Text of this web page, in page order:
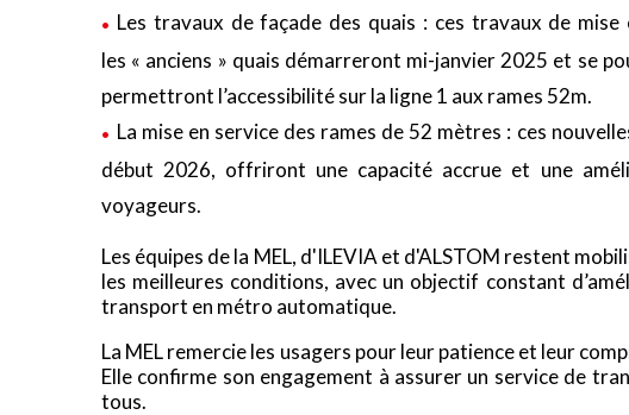
Les travaux de façade des quais : ces travaux de
les « anciens » quais démarreront mi-janvier 2025 et se
permettront l’accessibilité sur la ligne 1 aux rames 52m.
La mise en service des rames de 52 mètres : ces
début 2026, offriront une capacité accrue et une
voyageurs.
Les équipes de la MEL, d'ILEVIA et d'ALSTOM restent
les meilleures conditions, avec un objectif constant
transport en métro automatique.
La MEL remercie les usagers pour leur patience et leur
Elle confirme son engagement à assurer un service de
tous.